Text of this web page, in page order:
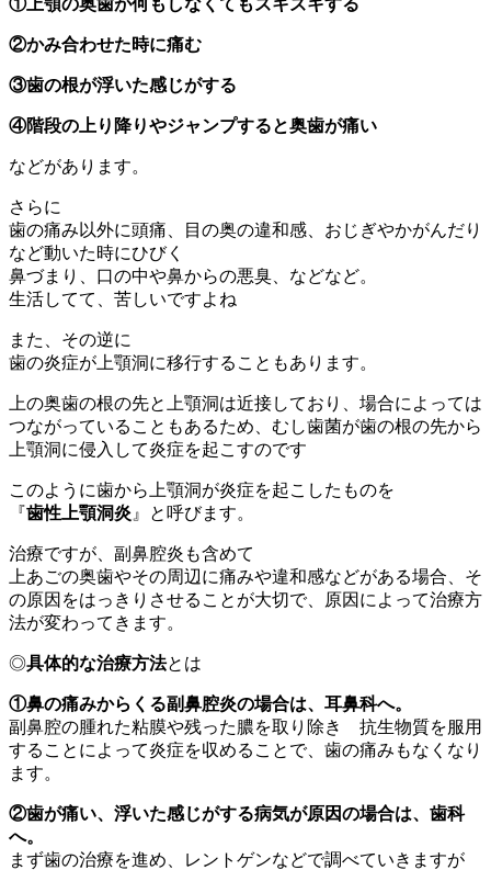
②かみ合わせた時に痛む
③歯の根が浮いた感じがする
④階段の上り降りやジャンプすると奥歯が痛い
などがあります。
さらに
歯の痛み以外に頭痛、目の奥の違和感、おじぎやかがんだり
など動いた時にひびく
鼻づまり、口の中や鼻からの悪臭、などなど。
生活してて、苦しいですよね
また、その逆に
歯の炎症が上顎洞に移行することもあります。
上の奥歯の根の先と上顎洞は近接しており、場合によっては
つながっていることもあるため、むし歯菌が歯の根の先から
上顎洞に侵入して炎症を起こすのです
このように歯から上顎洞が炎症を起こしたものを
『歯性上顎洞炎 』と呼びます。
治療ですが、副鼻腔炎も含めて
上あごの奥歯やその周辺に痛みや違和感などがある場合、そ
の原因をはっきりさせることが大切で、原因によって治療方
法が変わってきます。
◎具体的な治療方法とは
①鼻の痛みからくる副鼻腔炎の場合は、耳鼻科へ。
副鼻腔の腫れた粘膜や残った膿を取り除き 抗生物質を服用
することによって炎症を収めることで、歯の痛みもなくなり
ます。
②歯が痛い、浮いた感じがする病気が原因の場合は、歯科
へ。
まず歯の治療を進め、レントゲンなどで調べていきますが